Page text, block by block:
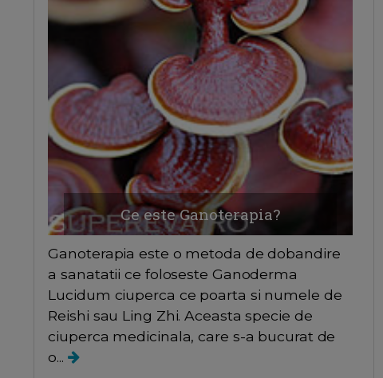
Ce este Ganoterapia?
Ganoterapia este o metoda de dobandire
a sanatatii ce foloseste Ganoderma
Lucidum ciuperca ce poarta si numele de
Reishi sau Ling Zhi. Aceasta specie de
ciuperca medicinala, care s-a bucurat de
o...